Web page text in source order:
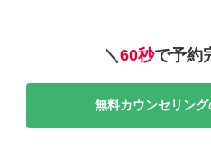
＼ 60秒で予約
無料カウンセリン